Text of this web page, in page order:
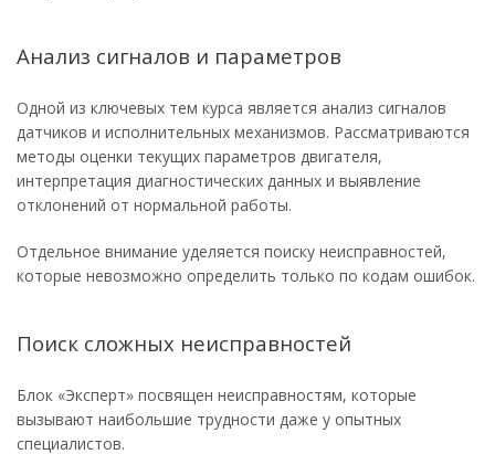
Анализ сигналов и параметров
Одной из ключевых тем курса является анализ сигналов
датчиков и исполнительных механизмов. Рассматриваются
методы оценки текущих параметров двигателя,
интерпретация диагностических данных и выявление
отклонений от нормальной работы.
Отдельное внимание уделяется поиску неисправностей,
которые невозможно определить только по кодам ошибок.
Поиск сложных неисправностей
Блок «Эксперт» посвящен неисправностям, которые
вызывают наибольшие трудности даже у опытных
специалистов.